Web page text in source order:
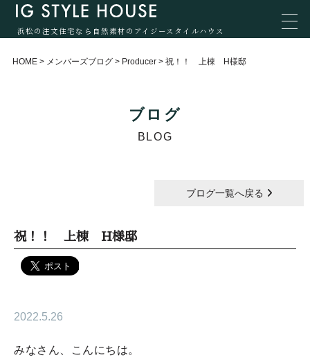
浜松の注文住宅なら自然素材のアイジースタイルハウス
HOME > メンバーズブログ > Producer > 祝！！ 上棟 H様邸
ブログ
BLOG
ブログ一覧へ戻る
祝！！ 上棟 H様邸
2022.5.26
みなさん、こんにちは。